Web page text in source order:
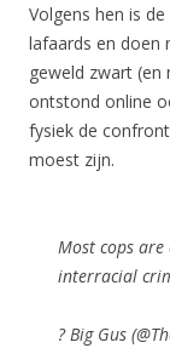
Volgens hen is
lafaards en doen
geweld zwart (en
ontstond online
fysiek de
moest zijn.
Most cops
interracial
? Big Gus